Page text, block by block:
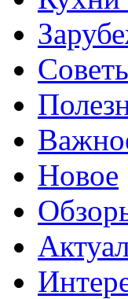
Новое